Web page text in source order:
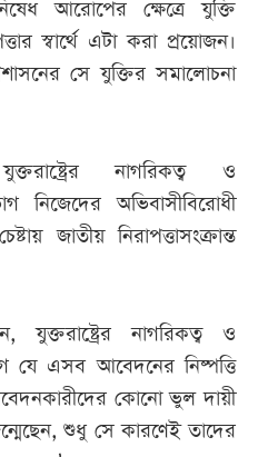
আরোপের ক্ষেত্রে যুক্তি
স্বার্থে এটা করা প্রয়োজন।
সে যুক্তির সমালোচনা
নাগরিকত্ব ও
নিজেদের অভিবাসীবিরোধী
জাতীয় নিরাপত্তাসংক্রান্ত
নাগরিকত্ব ও
যে এসব আবেদনের নিষ্পত্তি
কোনো ভুল দায়ী
শুধু সে কারণেই তাদের